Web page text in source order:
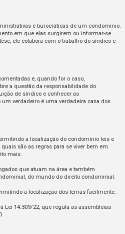
e burocráticas de um condomínio.
em que elas surgirem ou informar-se
ele colabora com o trabalho do síndico e
e, quando for o caso,
a questão da responsabilidade do
de síndico e conhecer as
verdadeiro é uma verdadeira casa dos
a localização do condomínio leis e
são as regras para se viver bem em
mais.
que atuam na área e também
do mundo do direito condominial.
a localização dos temas facilmente.
Lei 14.309/22, que regula as assembleias